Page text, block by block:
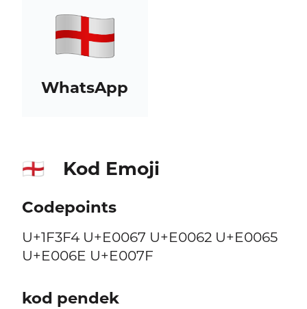
WhatsApp
🏴󠁧󠁢󠁥󠁮󠁧󠁿 Kod Emoji
Codepoints
U+1F3F4 U+E0067 U+E0062 U+E0065
U+E006E U+E007F
kod pendek